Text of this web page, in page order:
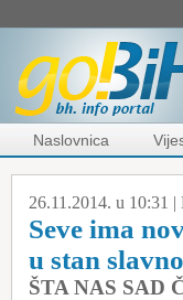
Naslovnica
26.11.2014. u 10:31 |
Seve ima
u stan
ŠTA NAS SAD